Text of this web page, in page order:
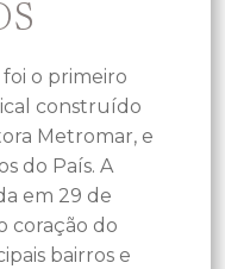
o primeiro
construído
Metromar, e
do País. A
em 29 de
coração do
bairros e